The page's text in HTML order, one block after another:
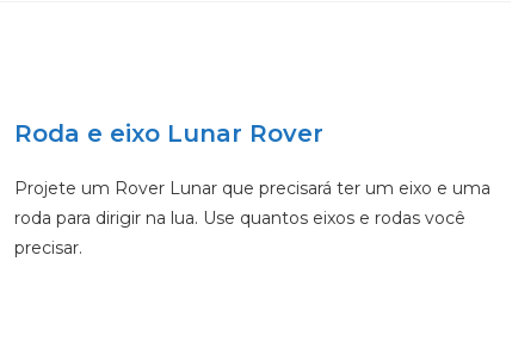
Roda e eixo Lunar Rover
Projete um Rover Lunar que precisará ter um eixo e uma
roda para dirigir na lua. Use quantos eixos e rodas você
precisar.